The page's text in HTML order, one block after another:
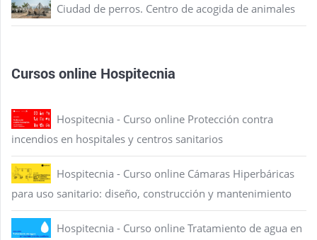
Ciudad de perros. Centro de acogida de animales
Cursos online Hospitecnia
Hospitecnia - Curso online Protección contra
incendios en hospitales y centros sanitarios
Hospitecnia - Curso online Cámaras Hiperbáricas
para uso sanitario: diseño, construcción y mantenimiento
Hospitecnia - Curso online Tratamiento de agua en